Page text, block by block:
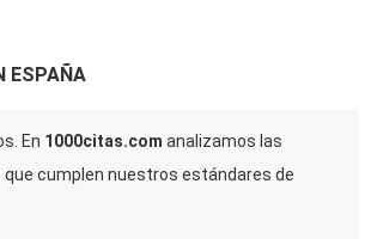
ESPAÑA
En 1000citas.com analizamos las
cumplen nuestros estándares de